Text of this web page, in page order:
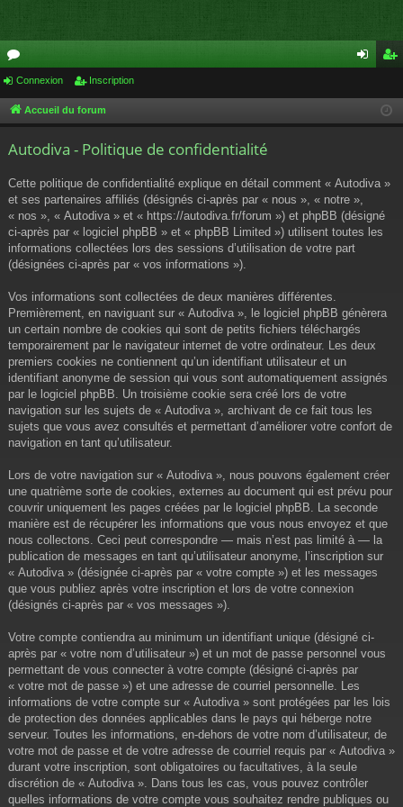
or
u cri
Connexion Inscription
Accueil du forum
Autodiva - Politique de confidentialité
Cette politique de confidentialité explique en détail comment « Autodiva »
et ses partenaires affiliés (désignés ci-après par « nous », « notre »,
« nos », « Autodiva » et « https://autodiva.fr/forum ») et phpBB (désigné
ci-après par « logiciel phpBB » et « phpBB Limited ») utilisent toutes les
informations collectées lors des sessions d’utilisation de votre part
(désignées ci-après par « vos informations »).
Vos informations sont collectées de deux manières différentes.
Premièrement, en naviguant sur « Autodiva », le logiciel phpBB génèrera
un certain nombre de cookies qui sont de petits fichiers téléchargés
temporairement par le navigateur internet de votre ordinateur. Les deux
premiers cookies ne contiennent qu’un identifiant utilisateur et un
identifiant anonyme de session qui vous sont automatiquement assignés
par le logiciel phpBB. Un troisième cookie sera créé lors de votre
navigation sur les sujets de « Autodiva », archivant de ce fait tous les
sujets que vous avez consultés et permettant d’améliorer votre confort de
navigation en tant qu’utilisateur.
Lors de votre navigation sur « Autodiva », nous pouvons également créer
une quatrième sorte de cookies, externes au document qui est prévu pour
couvrir uniquement les pages créées par le logiciel phpBB. La seconde
manière est de récupérer les informations que vous nous envoyez et que
nous collectons. Ceci peut correspondre — mais n’est pas limité à — la
publication de messages en tant qu’utilisateur anonyme, l’inscription sur
« Autodiva » (désignée ci-après par « votre compte ») et les messages
que vous publiez après votre inscription et lors de votre connexion
(désignés ci-après par « vos messages »).
Votre compte contiendra au minimum un identifiant unique (désigné ci-
après par « votre nom d’utilisateur ») et un mot de passe personnel vous
permettant de vous connecter à votre compte (désigné ci-après par
« votre mot de passe ») et une adresse de courriel personnelle. Les
informations de votre compte sur « Autodiva » sont protégées par les lois
de protection des données applicables dans le pays qui héberge notre
serveur. Toutes les informations, en-dehors de votre nom d’utilisateur, de
votre mot de passe et de votre adresse de courriel requis par « Autodiva »
durant votre inscription, sont obligatoires ou facultatives, à la seule
discrétion de « Autodiva ». Dans tous les cas, vous pouvez contrôler
quelles informations de votre compte vous souhaitez rendre publiques ou